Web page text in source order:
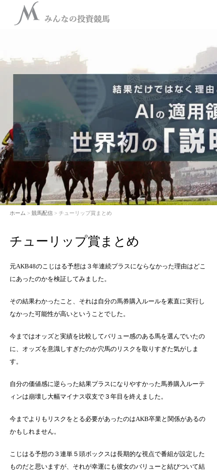
ホーム > 競馬配信 > チューリップ賞まとめ
チューリップ賞まとめ
元AKB48のこじはる予想は３年連続プラスにならなかった理由はどこ
にあったのかを検証してみました。
その結果わかったこと、それは自分の馬券購入ルールを素直に実行し
なかった可能性が高いということでした。
今まではオッズと実績を比較してバリュー感のある馬を選んでいたの
に、オッズを意識しすぎたのか穴馬のリスクを取りすぎた気がしま
す。
自分の価値感に逆らった結果プラスになりやすかった馬券購入ルーテ
ィンは崩壊し大幅マイナス収支で３年目を終えました。
今までよりもリスクをとる必要があったのはAKB卒業と関係があるの
かもしれません。
こじはる予想の３連単５頭ボックスは長期的な視点で番組が設定した
ものだと思いますが、それが幸運にも彼女のバリューと結びついて結